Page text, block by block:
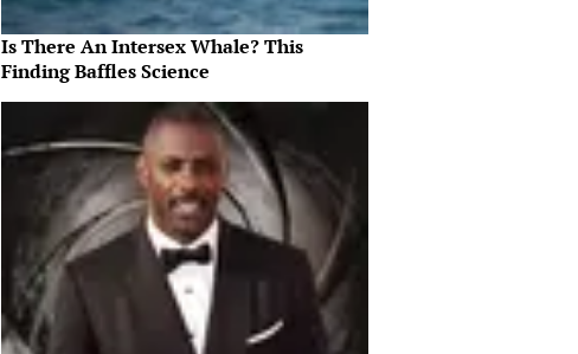
Is There An Intersex Whale? This
Finding Baffles Science